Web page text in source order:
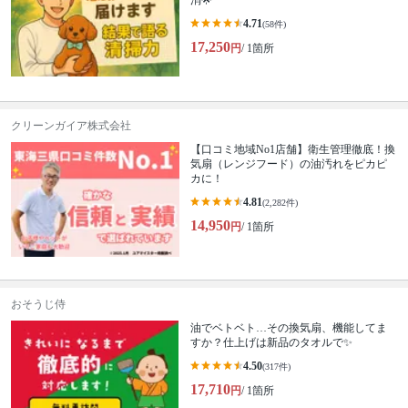
4.71(58件)
17,250円/ 1箇所
クリーンガイア株式会社
【口コミ地域No1店舗】衛生管理徹底！換
気扇（レンジフード）の油汚れをピカピ
カに！
4.81(2,282件)
14,950円/ 1箇所
おそうじ侍
油でベトベト…その換気扇、機能してま
すか？仕上げは新品のタオルで✨
4.50(317件)
17,710円/ 1箇所